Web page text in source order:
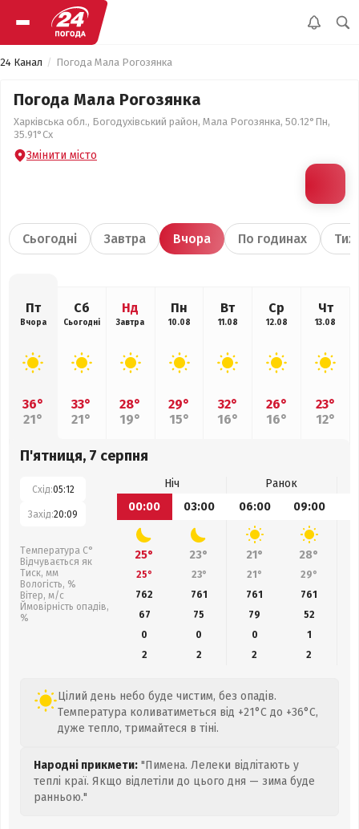
24 Канал Погода Мала Рогозянка
Погода Мала Рогозянка
Харківська обл., Богодухівський район, Мала Рогозянка, 50.12°Пн,
35.91°Сх
Змінити місто
Сьогодні Завтра Вчора По годинах
Пт
Вчора
36°
21°
Сб
Сьогодні
33°
21°
Нд
Завтра
28°
19°
Пн
10.08
29°
15°
Вт
11.08
32°
16°
Ср
12.08
26°
16°
Чт
13.08
23°
12°
П'ятниця, 7 серпня
Схід:05:12
Захід:20:09
Температура С°
Відчувається як
Тиск, мм
Вологість, %
Вітер, м/с
Ймовірність опадів,
%
Ніч
Ранок
00:00
03:00 06:00 09:00
25° 23° 21° 28°
25° 23° 21° 29°
762
761 761 761
67
75 79
52
0
0 0
1
2
2 2 2
Цілий день небо буде чистим, без опадів.
Температура коливатиметься від +21°C до +36°C,
дуже тепло, тримайтеся в тіні.
Народні прикмети: "Пимена. Лелеки відлітають у
теплі краї. Якщо відлетіли до цього дня — зима буде
ранньою."